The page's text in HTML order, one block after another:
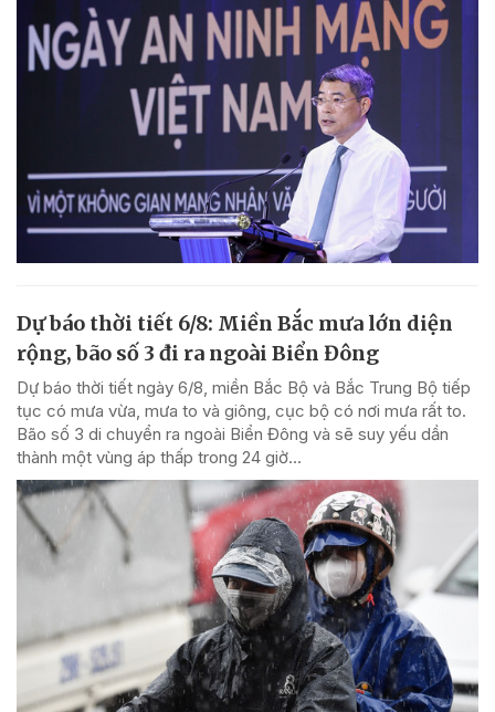
Dự báo thời tiết 6/8: Miền Bắc mưa lớn diện
rộng, bão số 3 đi ra ngoài Biển Đông
Dự báo thời tiết ngày 6/8, miền Bắc Bộ và Bắc Trung Bộ tiếp
tục có mưa vừa, mưa to và giông, cục bộ có nơi mưa rất to.
Bão số 3 di chuyển ra ngoài Biển Đông và sẽ suy yếu dần
thành một vùng áp thấp trong 24 giờ...